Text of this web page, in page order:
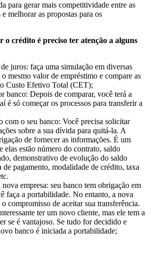
para gerar mais competitividade entre as
melhorar as propostas para os
crédito é preciso ter atenção a alguns
juros: faça uma simulação em diversas
mesmo valor de empréstimo e compare as
Custo Efetivo Total (CET);
banco: Depois de comparar, você terá a
é só começar os processos para transferir a
com o seu banco: Você precisa solicitar
sobre a sua dívida para quitá-la. A
de fornecer as informações. É um
elas estão número do contrato, saldo
demonstrativo de evolução do saldo
de pagamento, modalidade de crédito, taxa
empresa: seu banco tem obrigação em
faça a portabilidade. No entanto, a nova
compromisso de aceitar sua transferência.
ter um novo cliente, mas ele tem a
se é vantajoso. Se tudo for decidido e
banco é iniciada a portabilidade;